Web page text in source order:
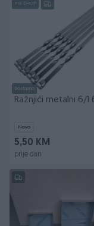
PIK SHOP
Dostupno
Ražnjići metalni 6/1
Novo
5,50 KM
prije dan